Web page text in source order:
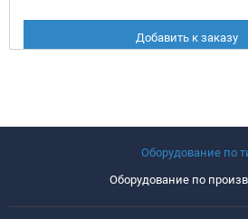
Добавить к заказу
Оборудование по
Оборудование по